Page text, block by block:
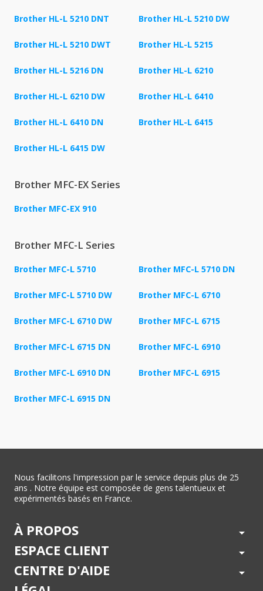
Brother HL-L 5210 DNT Brother HL-L 5210 DW
Brother HL-L 5210 DWT Brother HL-L 5215
Brother HL-L 5216 DN Brother HL-L 6210
Brother HL-L 6210 DW Brother HL-L 6410
Brother HL-L 6410 DN Brother HL-L 6415
Brother HL-L 6415 DW
Brother MFC-EX Series
Brother MFC-EX 910
Brother MFC-L Series
Brother MFC-L 5710 Brother MFC-L 5710 DN
Brother MFC-L 5710 DW Brother MFC-L 6710
Brother MFC-L 6710 DW Brother MFC-L 6715
Brother MFC-L 6715 DN Brother MFC-L 6910
Brother MFC-L 6910 DN Brother MFC-L 6915
Brother MFC-L 6915 DN
Nous facilitons l'impression par le service depuis plus de 25
ans . Notre équipe est composée de gens talentueux et
expérimentés basés en France.
À PROPOS arrow_drop_down
ESPACE CLIENT arrow_drop_down
CENTRE D'AIDE arrow_drop_down